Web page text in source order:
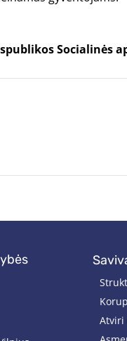
Socialinės
Atviri